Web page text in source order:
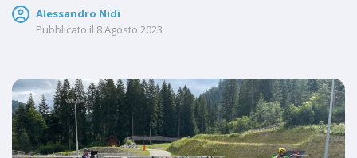
Alessandro Nidi
Pubblicato il 8 Agosto 2023